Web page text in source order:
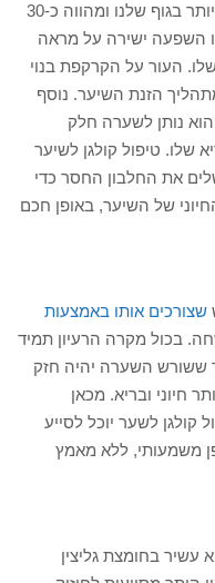
הקולגן הוא אחד החלבונים החשובים ביותר בגוף שלנו ומהווה כ-30
השפעה ישירה על מראה
העור על הקרקפת בנוי
מתהליך הזנת השיער. נוסף
נותן לשערה חלק
טיפול קולגן לשיער
את החלבון החסר כדי
של השיער, באופן חכם
שצורכים אותו באמצעות
בכול מקרה הרעיון תמיד
ששורש השערה יהיה חזק
חיוני ובריא. מכאן
קולגן לשער יוכל לסייע
משמעותי, ללא מאמץ
עשיר בחומצת גליצין